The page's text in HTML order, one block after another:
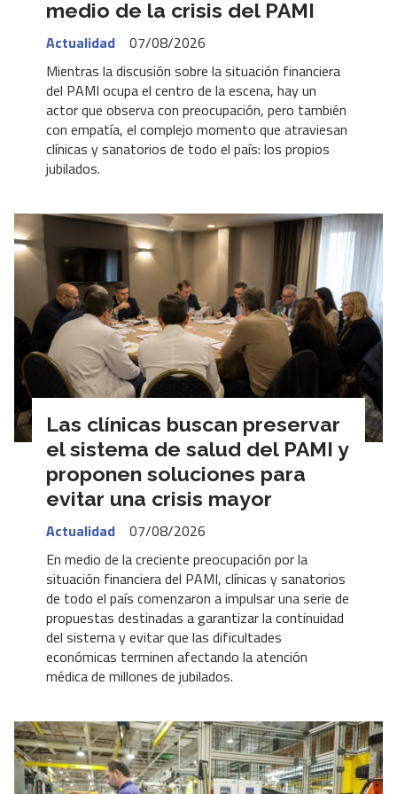
medio de la crisis del PAMI
Actualidad
07/08/2026
Mientras la discusión sobre la situación financiera
del PAMI ocupa el centro de la escena, hay un
actor que observa con preocupación, pero también
con empatía, el complejo momento que atraviesan
clínicas y sanatorios de todo el país: los propios
jubilados.
Las clínicas buscan preservar
el sistema de salud del PAMI y
proponen soluciones para
evitar una crisis mayor
Actualidad
07/08/2026
En medio de la creciente preocupación por la
situación financiera del PAMI, clínicas y sanatorios
de todo el país comenzaron a impulsar una serie de
propuestas destinadas a garantizar la continuidad
del sistema y evitar que las dificultades
económicas terminen afectando la atención
médica de millones de jubilados.